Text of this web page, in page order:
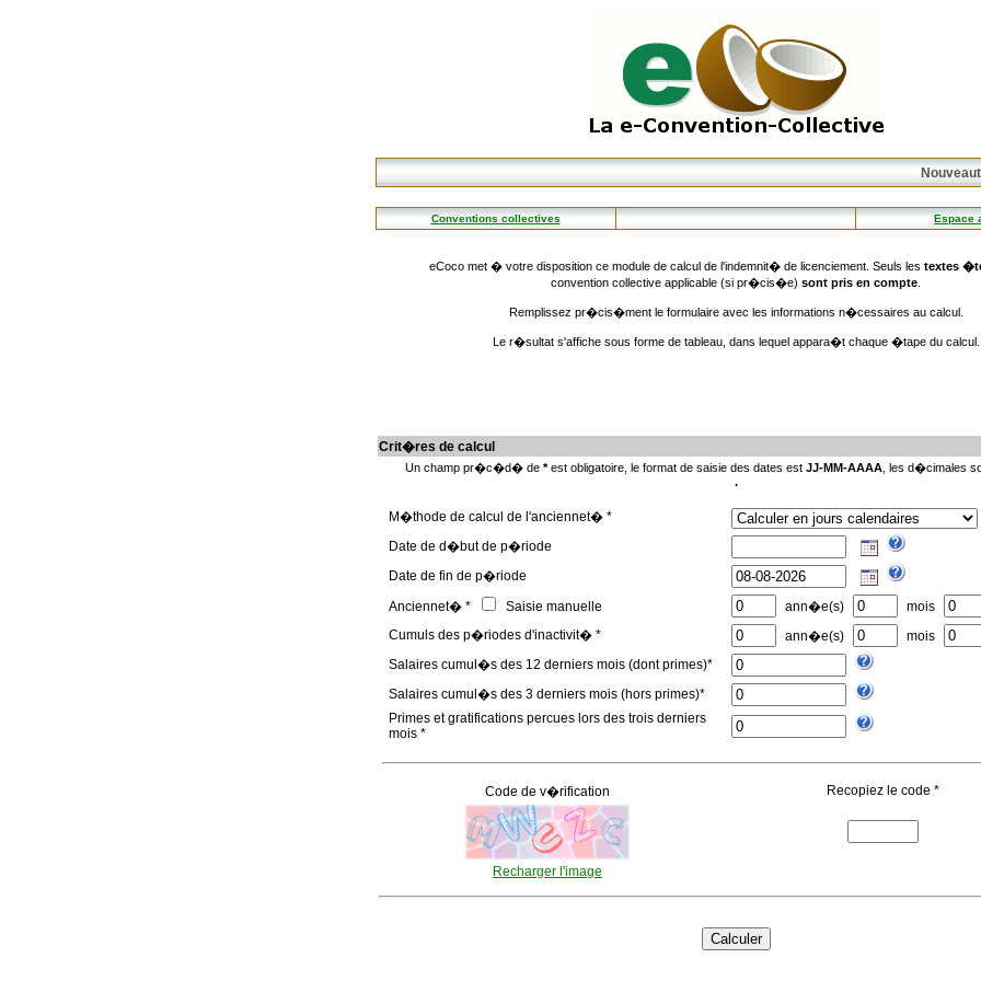
Conventions collectives Espace
eCoco met � votre disposition ce module de calcul de l'indemnit� de licenciement. Seuls les textes
convention collective applicable (si pr�cis�e) sont pris en compte
Remplissez pr�cis�ment le formulaire avec les informations n�cessaires au calcul.
Le r�sultat s'affiche sous forme de tableau, dans lequel appara�t chaque �tape du calcul.
Crit�res de calcul
Un champ pr�c�d� de *est obligatoire, le format de saisie des dates est JJ-MM-AAAA, les d�cimales
.
M�thode de calcul de l'anciennet� *
Date de d�but de p�riode
Date de fin de p�riode
Anciennet� *
Saisie manuelle ann�e(s) mois
Cumuls des p�riodes d'inactivit� *
ann�e(s) mois
Salaires cumul�s des 12 derniers mois (dont primes)*
Salaires cumul�s des 3 derniers mois (hors primes)*
Primes et gratifications percues lors des trois derniers
mois *
Code de v�rification Recopiez le code *
Recharger l'image